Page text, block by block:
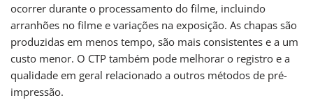
ocorrer durante o processamento do filme, incluindo
arranhões no filme e variações na exposição. As chapas são
produzidas em menos tempo, são mais consistentes e a um
custo menor. O CTP também pode melhorar o registro e a
qualidade em geral relacionado a outros métodos de pré-
impressão.